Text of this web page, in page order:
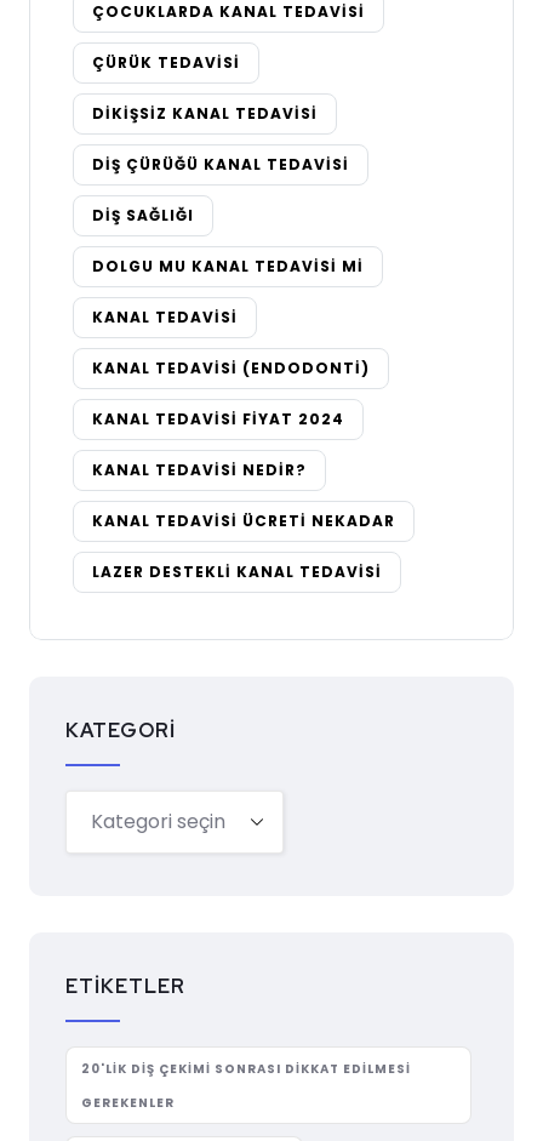
ÇOCUKLARDA KANAL TEDAVISI
ÇÜRÜK TEDAVISI
DIKIŞSIZ KANAL TEDAVISI
DIŞ ÇÜRÜĞÜ KANAL TEDAVISI
DIŞ SAĞLIĞI
DOLGU MU KANAL TEDAVISI MI
KANAL TEDAVISI
KANAL TEDAVISI (ENDODONTI)
KANAL TEDAVISI FIYAT 2024
KANAL TEDAVISI NEDIR?
KANAL TEDAVISI ÜCRETI NEKADAR
LAZER DESTEKLI KANAL TEDAVISI
KATEGORI
ETIKETLER
20'LIK DIŞ ÇEKIMI SONRASI DIKKAT EDILMESI
GEREKENLER